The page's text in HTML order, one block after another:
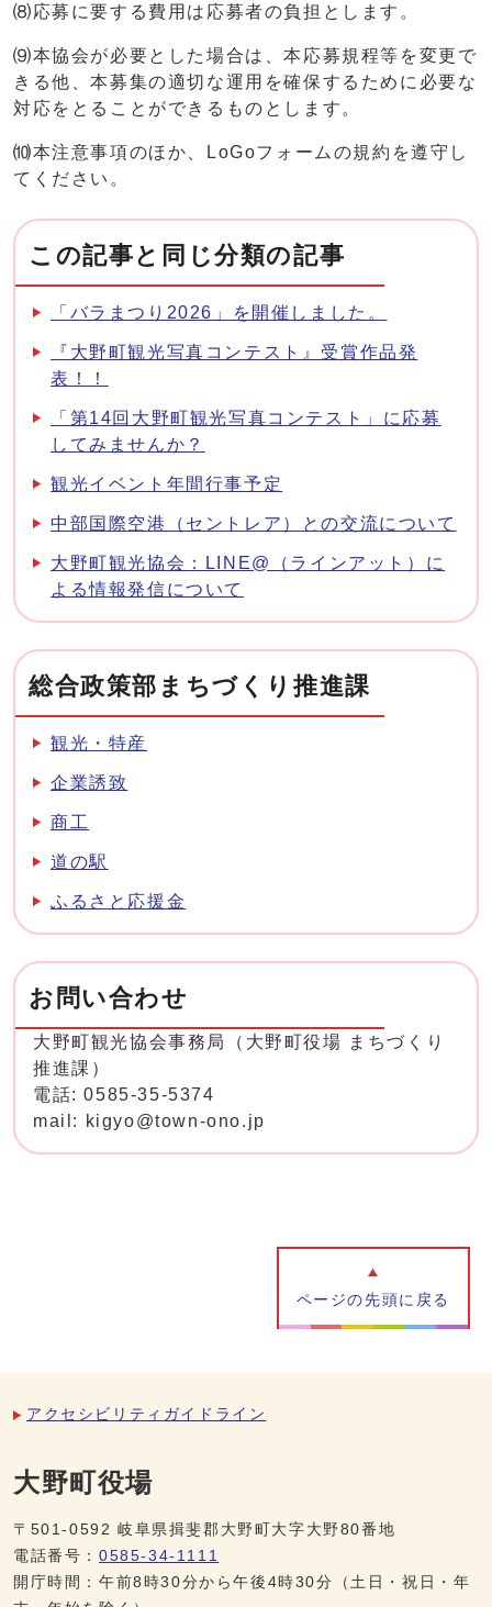
⑻応募に要する費用は応募者の負担とします。
⑼本協会が必要とした場合は、本応募規程等を変更で
きる他、本募集の適切な運用を確保するために必要な
対応をとることができるものとします。
⑽本注意事項のほか、LoGoフォームの規約を遵守し
てください。
この記事と同じ分類の記事
「バラまつり2026」を開催しました。
『大野町観光写真コンテスト』受賞作品発
表！！
「第14回大野町観光写真コンテスト」に応募
してみませんか？
観光イベント年間行事予定
中部国際空港（セントレア）との交流について
大野町観光協会：LINE@（ラインアット）に
よる情報発信について
総合政策部まちづくり推進課
観光・特産
企業誘致
商工
道の駅
ふるさと応援金
お問い合わせ
大野町観光協会事務局（大野町役場 まちづくり
推進課）
電話: 0585-35-5374
mail: kigyo@town-ono.jp
ページの先頭に戻る
アクセシビリティガイドライン
大野町役場
〒501-0592 岐阜県揖斐郡大野町大字大野80番地
電話番号： 0585-34-1111
開庁時間：午前8時30分から午後4時30分（土日・祝日・年